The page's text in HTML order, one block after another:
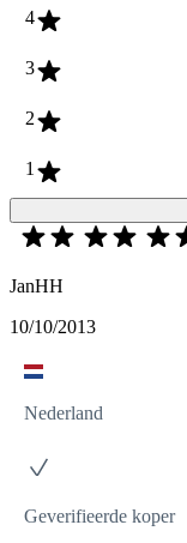
4
3
2
1
JanHH
10/10/2013
Nederland
Geverifieerde koper